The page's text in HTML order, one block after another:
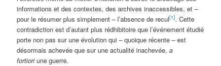
informations et des contextes, des archives inaccessibles, et –
pour le résumer plus simplement – l’absence de recul[1]. Cette
contradiction est d’autant plus rédhibitoire que l’événement étudié
porte non pas sur une évolution qui – quoique récente – est
désormais achevée que sur une actualité inachevée,a
fortioriune guerre.